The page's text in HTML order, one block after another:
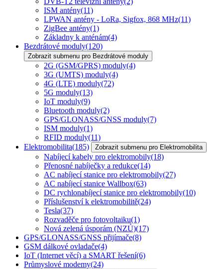
ISM antény(11)
LPWAN antény - LoRa, Sigfox, 868 MHz(11)
ZigBee antény(1)
Základny k anténám(4)
Bezdrátové moduly(120)
Zobrazit submenu pro Bezdrátové moduly
2G (GSM/GPRS) moduly(4)
3G (UMTS) moduly(4)
4G (LTE) moduly(72)
5G moduly(13)
IoT moduly(9)
Bluetooth moduly(2)
GPS/GLONASS/GNSS moduly(7)
ISM moduly(1)
RFID moduly(11)
Elektromobilita(185) Zobrazit submenu pro Elektromobilita
Nabíjecí kabely pro elektromobily(18)
Přenosné nabíječky a redukce(14)
AC nabíjecí stanice pro elektromobily(27)
AC nabíjecí stanice Wallbox(63)
DC rychlonabíjecí stanice pro elektromobily(10)
Příslušenství k elektromobilitě(24)
Tesla(37)
Rozvaděče pro fotovoltaiku(1)
Nová zelená úsporám (NZÚ)(17)
GPS/GLONASS/GNSS přijímače(8)
GSM dálkové ovladače(4)
IoT (Internet věcí) a SMART řešení(6)
Průmyslové modemy(24)